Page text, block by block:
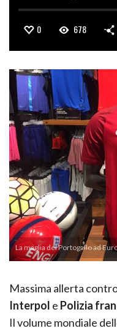
0 678
La maglia del Portogallo ad
Massima allerta
Interpol e Polizia
Il volume mondiale